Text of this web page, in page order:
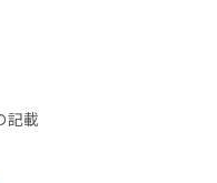
記載